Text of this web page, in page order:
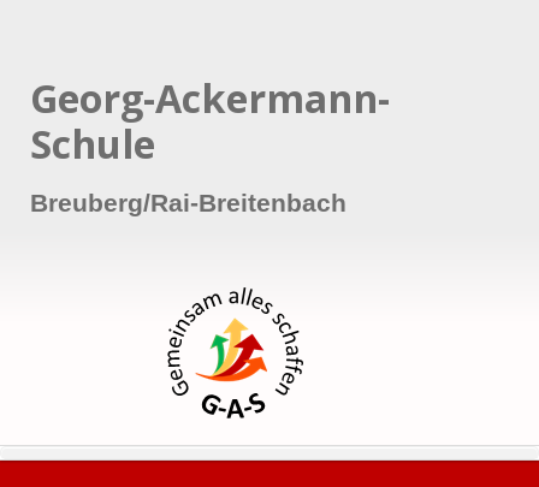
Georg-Ackermann-
Schule
Breuberg/Rai-Breitenbach